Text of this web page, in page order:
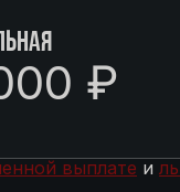
₽
выплате и